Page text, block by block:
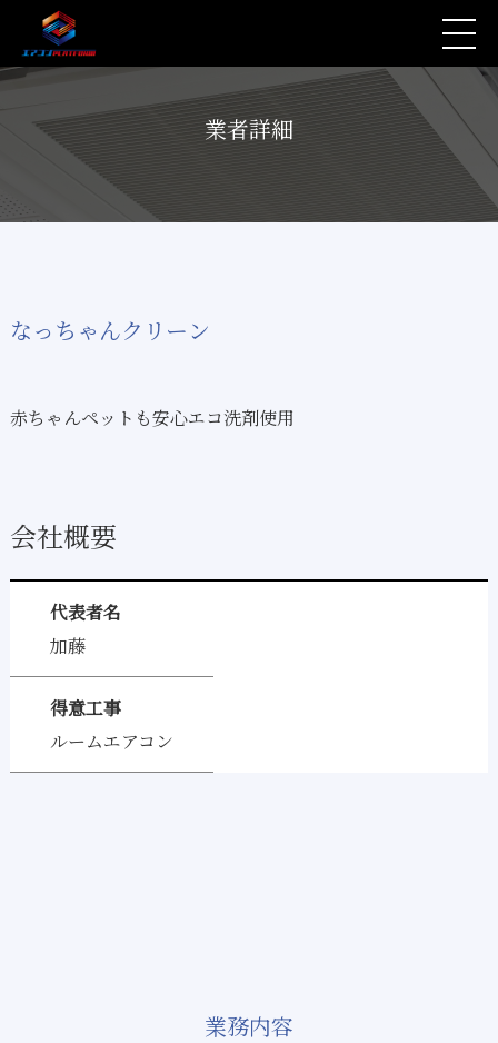
業者詳細
なっちゃんクリーン
赤ちゃんペットも安心エコ洗剤使用
会社概要
代表者名
加藤
得意工事
ルームエアコン
業務内容